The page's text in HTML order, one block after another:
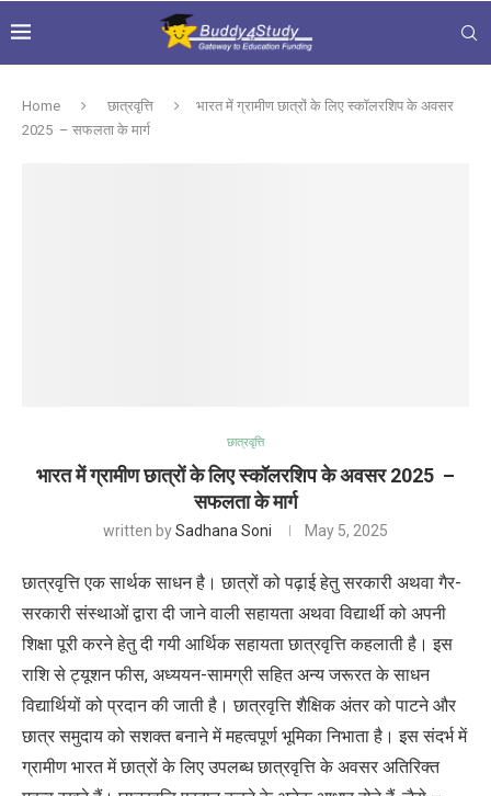
Home छात्रवृत्ति
भारत में ग्रामीण छात्रों के लिए स्कॉलरशिप के अवसर
2025 – सफलता के मार्ग
छात्रवृत्ति
भारत में ग्रामीण छात्रों के लिए स्कॉलरशिप के अवसर 2025 –
सफलता के मार्ग
written bySadhana Soni May 5, 2025
छात्रवृत्ति एक सार्थक साधन है। छात्रों को पढ़ाई हेतु सरकारी अथवा गैर-
सरकारी संस्थाओं द्वारा दी जाने वाली सहायता अथवा विद्यार्थी को अपनी
शिक्षा पूरी करने हेतु दी गयी आर्थिक सहायता छात्रवृत्ति कहलाती है। इस
राशि से ट्यूशन फीस, अध्ययन-सामग्री सहित अन्य जरूरत के साधन
विद्यार्थियों को प्रदान की जाती है। छात्रवृत्ति शैक्षिक अंतर को पाटने और
छात्र समुदाय को सशक्त बनाने में महत्वपूर्ण भूमिका निभाता है। इस संदर्भ में
ग्रामीण भारत में छात्रों के लिए उपलब्ध छात्रवृत्ति के अवसर अतिरिक्त